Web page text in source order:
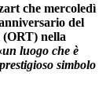
che mercoledì
del
(ORT) nella
un luogo che è
simbolo